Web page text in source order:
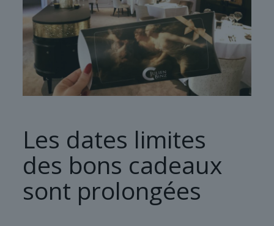
Les dates limites
des bons cadeaux
sont prolongées